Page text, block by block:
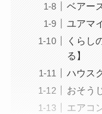
ベアー
ユアマ
くらし
る】
ハウス
おそう
エアコ